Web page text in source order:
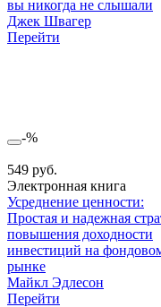
вы никогда не слышали
Джек Швагер
Перейти
-%
549 руб.
Электронная книга
Усреднение ценности:
Простая и надежная
повышения доходности
инвестиций на
рынке
Майкл Эдлесон
Перейти